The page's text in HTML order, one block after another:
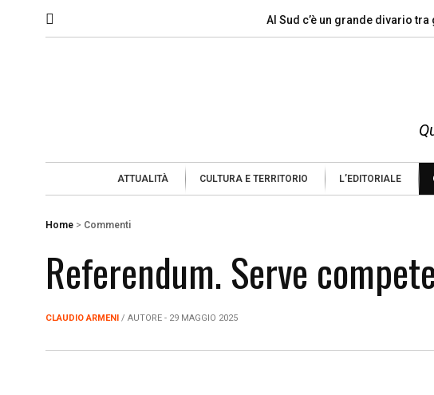
Al Sud c’è un grande divario tra
ATTUALITÀ CULTURA E TERRITORIO L’EDITORIALE
Home > Commenti
Referendum. Serve
CLAUDIO ARMENI / AUTORE - 29 MAGGIO 2025